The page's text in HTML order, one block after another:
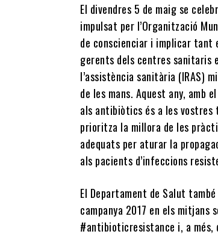
El divendres 5 de maig se
impulsat per l’Organització
de conscienciar i implicar tant
gerents dels centres sanitaris
l’assistència sanitària (IRAS)
de les mans. Aquest any, amb
als antibiòtics és a les vostres
prioritza la millora de les
adequats per aturar la
als pacients d’infeccions
El Departament de Salut
campanya 2017 en els mitjans
#antibioticresistance i, a més,